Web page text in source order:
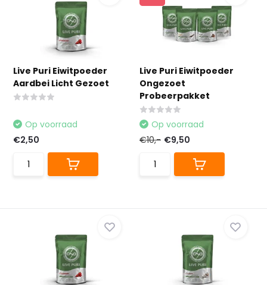
Live Puri Eiwitpoeder
Aardbei Licht Gezoet
Op voorraad
€2,50
Live Puri Eiwitpoeder
Ongezoet
Probeerpakket
Op voorraad
€10,- €9,50